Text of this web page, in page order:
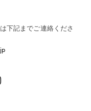
下記までご連絡くださ